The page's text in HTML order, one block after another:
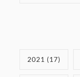
2021 (17)